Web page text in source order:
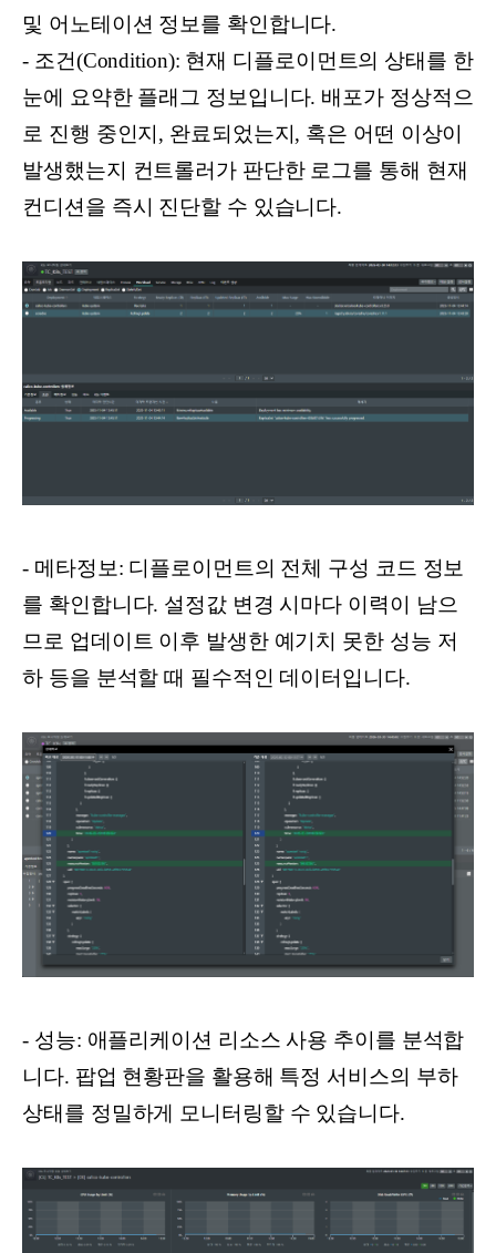
및 어노테이션 정보를 확인합니다.
- 조건(Condition): 현재 디플로이먼트의 상태를 한
눈에 요약한 플래그 정보입니다. 배포가 정상적으
로 진행 중인지, 완료되었는지, 혹은 어떤 이상이
발생했는지 컨트롤러가 판단한 로그를 통해 현재
컨디션을 즉시 진단할 수 있습니다.
- 메타정보: 디플로이먼트의 전체 구성 코드 정보
를 확인합니다. 설정값 변경 시마다 이력이 남으
므로 업데이트 이후 발생한 예기치 못한 성능 저
하 등을 분석할 때 필수적인 데이터입니다.
- 성능: 애플리케이션 리소스 사용 추이를 분석합
니다. 팝업 현황판을 활용해 특정 서비스의 부하
상태를 정밀하게 모니터링할 수 있습니다.